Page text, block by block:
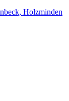
Holzminden